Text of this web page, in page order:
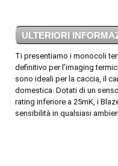
ULTERIORI
Ti presentiamo i monocoli
definitivo per l’imaging
sono ideali per la caccia, il
domestica. Dotati di un
rating inferiore a 25mK, i
sensibilità in qualsiasi